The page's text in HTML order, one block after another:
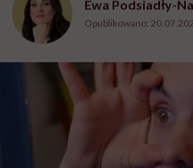
Ewa Podsiadły-
Opublikowano: